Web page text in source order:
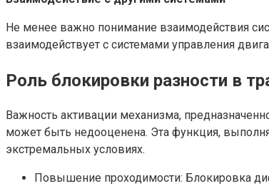
Не менее важно понимание взаимодействия
взаимодействует с системами управления
Роль блокировки разности в
Важность активации механизма,
может быть недооценена. Эта функция,
экстремальных условиях.
Повышение проходимости: Блокировка